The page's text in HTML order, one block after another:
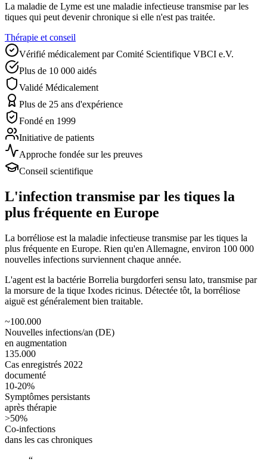
La maladie de Lyme est une maladie infectieuse transmise par les
tiques qui peut devenir chronique si elle n'est pas traitée.
Thérapie et conseil
Vérifié médicalement par Comité Scientifique VBCI e.V.
Plus de 10 000 aidés
Validé Médicalement
Plus de 25 ans d'expérience
Fondé en 1999
Initiative de patients
Approche fondée sur les preuves
Conseil scientifique
L'infection transmise par les tiques la
plus fréquente en Europe
La borréliose est la maladie infectieuse transmise par les tiques la
plus fréquente en Europe. Rien qu'en Allemagne, environ 100 000
nouvelles infections surviennent chaque année.
L'agent est la bactérie Borrelia burgdorferi sensu lato, transmise par
la morsure de la tique Ixodes ricinus. Détectée tôt, la borréliose
aiguë est généralement bien traitable.
~100.000
Nouvelles infections/an (DE)
en augmentation
135.000
Cas enregistrés 2022
documenté
10-20%
Symptômes persistants
après thérapie
>50%
Co-infections
dans les cas chroniques
“